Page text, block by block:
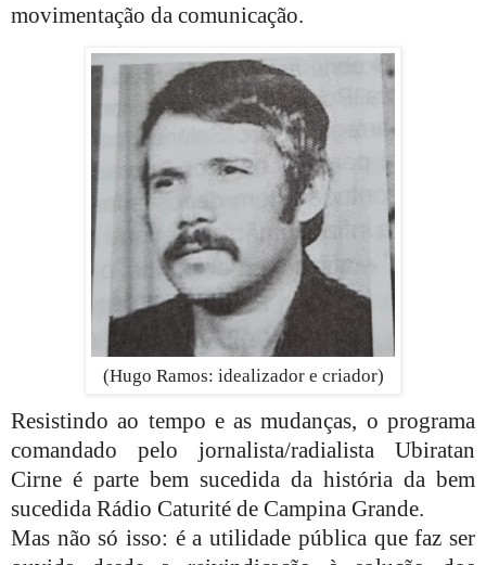
movimentação da comunicação.
(Hugo Ramos: idealizador e criador)
Resistindo ao tempo e as mudanças, o programa
comandado pelo jornalista/radialista Ubiratan
Cirne é parte bem sucedida da história da bem
sucedida Rádio Caturité de Campina Grande.
Mas não só isso: é a utilidade pública que faz ser